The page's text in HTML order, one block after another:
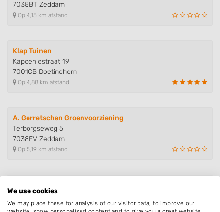
7038BT Zeddam
Op 4,15 km afstand
Klap Tuinen
Kapoeniestraat 19
7001CB Doetinchem
Op 4,88 km afstand
A. Gerretschen Groenvoorziening
Terborgseweg 5
7038EV Zeddam
Op 5,19 km afstand
Keppelseweg 344
7009AD Doetinchem
We use cookies
We may place these for analysis of our visitor data, to improve our